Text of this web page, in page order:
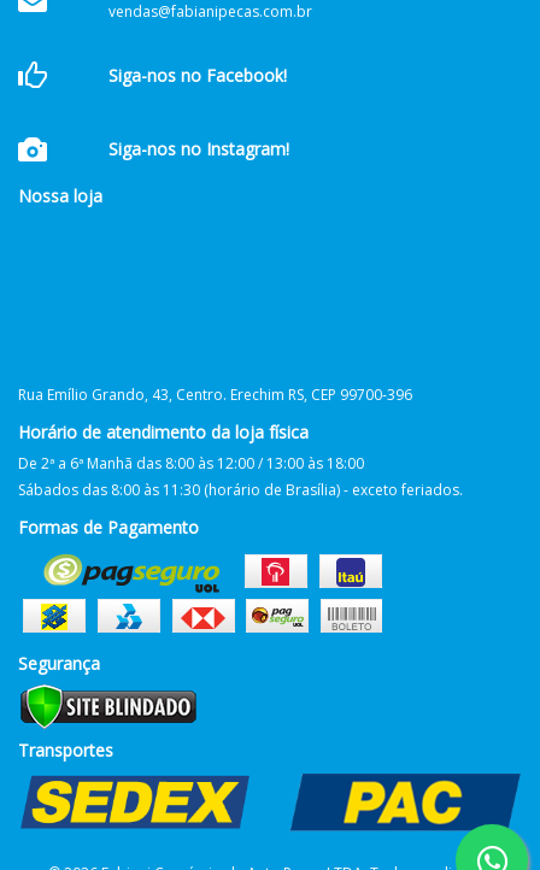
vendas@fabianipecas.com.br
Siga-nos no Facebook!
Siga-nos no Instagram!
Nossa loja
Rua Emílio Grando, 43, Centro. Erechim RS, CEP 99700-396
Horário de atendimento da loja física
De 2ª a 6ª Manhã das 8:00 às 12:00 / 13:00 às 18:00
Sábados das 8:00 às 11:30 (horário de Brasília) - exceto feriados.
Formas de Pagamento
Segurança
Transportes